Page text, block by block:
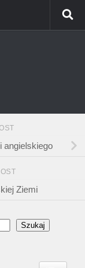
angielskiego
Ziemi
Szukaj